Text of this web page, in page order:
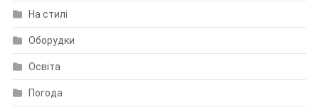
На стилі
Оборудки
Освіта
Погода